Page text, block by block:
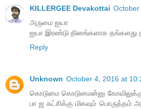
KILLERGEE Devakottai October
அருமை ஐயா
ஐயா இரண்டு தினங்களாக தங்களது
Reply
Unknown October 4, 2016 at
கொடுமை கொடுமைன்னு
பா ஜ கட்சிக்கு மிகவும் பொருத்தம்